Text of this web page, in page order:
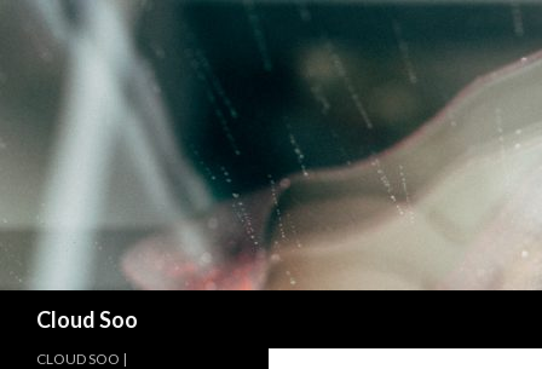
Cloud Soo
CLOUD SOO |